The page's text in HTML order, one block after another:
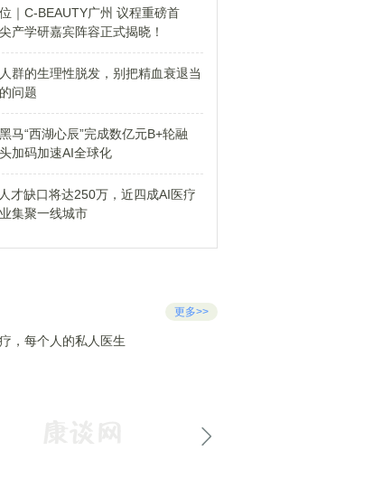
｜C-BEAUTY广州 议程重磅首
产学研嘉宾阵容正式揭晓！
群的生理性脱发，别把精血衰退当
问题
马“西湖心辰”完成数亿元B+轮融
加码加速AI全球化
才缺口将达250万，近四成AI医疗
集聚一线城市
更多>>